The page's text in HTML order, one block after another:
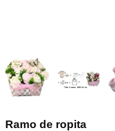
Ramo de ropita